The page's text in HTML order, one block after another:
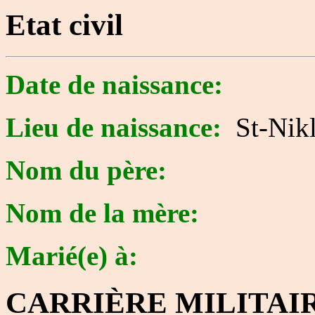
Etat civil
Date de naissance:
Lieu de naissance: St-
Nom du père:
Nom de la mère:
Marié(e) à:
CARRIÈRE